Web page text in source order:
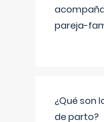
pareja-
¿Qué son
de parto?